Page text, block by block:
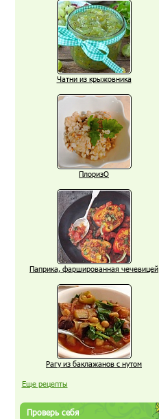
Чатни из крыжовника
ПлоризО
Паприка, фаршированная чечевицей
Рагу из баклажанов с нутом
Еще рецепты
Проверь себя